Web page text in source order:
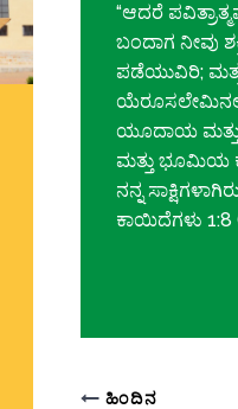
“ಆದರೆ
ಬಂದಾಗ ನೀವು
ಪಡೆಯುವಿರಿ;
ಯೂದಾಯ
ಮತ್ತು ಭೂಮಿಯ
ನನ್ನ
ಕಾಯಿದೆಗಳು 1:8
ಹಿಂದಿನ